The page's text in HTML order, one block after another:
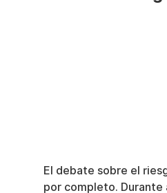
El debate sobre el
por completo. Durante